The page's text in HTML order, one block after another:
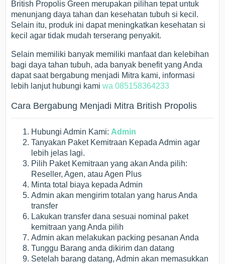
British Propolis Green merupakan pilihan tepat untuk
menunjang daya tahan dan kesehatan tubuh si kecil.
Selain itu, produk ini dapat meningkatkan kesehatan si
kecil agar tidak mudah terserang penyakit.
Selain memiliki banyak memiliki manfaat dan kelebihan
bagi daya tahan tubuh, ada banyak benefit yang Anda
dapat saat bergabung menjadi Mitra kami, informasi
lebih lanjut hubungi kamiwa 085158364233
Cara Bergabung Menjadi Mitra British Propolis
Hubungi Admin Kami: Admin
Tanyakan Paket Kemitraan Kepada Admin agar
lebih jelas lagi.
Pilih Paket Kemitraan yang akan Anda pilih:
Reseller, Agen, atau Agen Plus
Minta total biaya kepada Admin
Admin akan mengirim totalan yang harus Anda
transfer
Lakukan transfer dana sesuai nominal paket
kemitraan yang Anda pilih
Admin akan melakukan packing pesanan Anda
Tunggu Barang anda dikirim dan datang
Setelah barang datang, Admin akan memasukkan